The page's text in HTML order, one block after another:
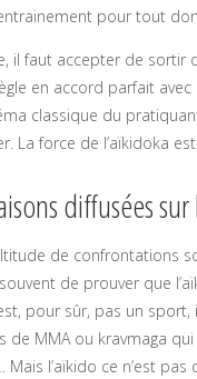
pour tout
il faut accepter de sortir
en accord parfait
classique du
La force de l’aïkidoka
diffusées
de confrontations
de prouver que
pour sûr, pas un
de MMA ou kravmaga
l’aïkido ce n’est